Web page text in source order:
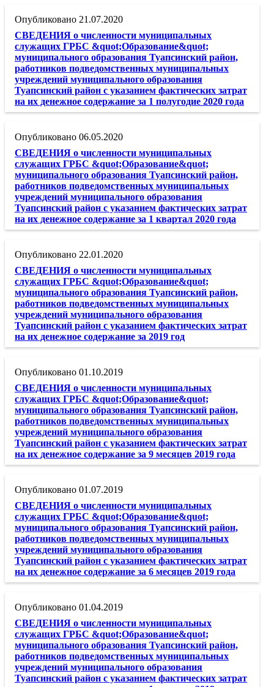
21.07.2020
СВЕДЕНИЯ о численности муниципальных
служащих ГРБС &quot;Образование&quot;
муниципального образования Туапсинский район,
работников подведомственных муниципальных
учреждений муниципального образования
Туапсинский район с указанием фактических затрат
на их денежное содержание за 1 полугодие 2020 года
06.05.2020
СВЕДЕНИЯ о численности муниципальных
служащих ГРБС &quot;Образование&quot;
муниципального образования Туапсинский район,
работников подведомственных муниципальных
учреждений муниципального образования
Туапсинский район с указанием фактических затрат
на их денежное содержание за 1 квартал 2020 года
22.01.2020
СВЕДЕНИЯ о численности муниципальных
служащих ГРБС &quot;Образование&quot;
муниципального образования Туапсинский район,
работников подведомственных муниципальных
учреждений муниципального образования
Туапсинский район с указанием фактических затрат
на их денежное содержание за 2019 год
01.10.2019
СВЕДЕНИЯ о численности муниципальных
служащих ГРБС &quot;Образование&quot;
муниципального образования Туапсинский район,
работников подведомственных муниципальных
учреждений муниципального образования
Туапсинский район с указанием фактических затрат
на их денежное содержание за 9 месяцев 2019 года
01.07.2019
СВЕДЕНИЯ о численности муниципальных
служащих ГРБС &quot;Образование&quot;
муниципального образования Туапсинский район,
работников подведомственных муниципальных
учреждений муниципального образования
Туапсинский район с указанием фактических затрат
на их денежное содержание за 6 месяцев 2019 года
01.04.2019
СВЕДЕНИЯ о численности муниципальных
служащих ГРБС &quot;Образование&quot;
муниципального образования Туапсинский район,
работников подведомственных муниципальных
учреждений муниципального образования
Туапсинский район с указанием фактических затрат